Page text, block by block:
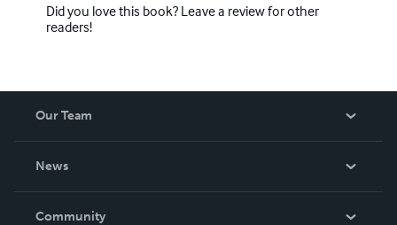
Did you love this book? Leave a review for other
readers!
Our Team
News
In The News
Community